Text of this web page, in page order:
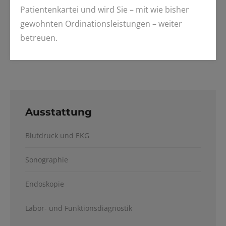
Patientenkartei und wird Sie – mit wie bisher
gewohnten Ordinationsleistungen – weiter
betreuen.
Gefäßsonographie
Weichteilsonographie
Ausstattung
Blutdruck und EKG
Sonographie
Endoskopie
Labor- und Funktionsdiagnostik